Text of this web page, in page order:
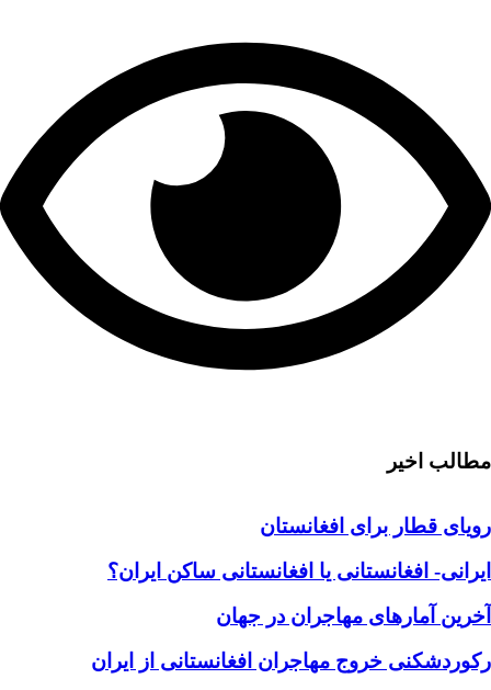
مطالب اخیر
رویای قطار برای افغانستان
ايرانی- افغانستانی يا افغانستانی ساكن ايران؟
آخرین آمارهای مهاجران در جهان
رکوردشکنی خروج مهاجران افغانستانی از ایران